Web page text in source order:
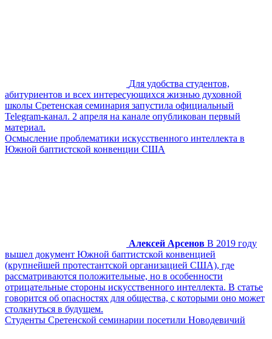
Для удобства студентов,
абитуриентов и всех интересующихся жизнью духовной
школы Сретенская семинария запустила официальный
Telegram-канал. 2 апреля на канале опубликован первый
материал.
Осмысление проблематики искусственного интеллекта в
Южной баптистской конвенции США
Алексей Арсенов В 2019 году
вышел документ Южной баптистской конвенцией
(крупнейшей протестантской организацией США), где
рассматриваются положительные, но в особенности
отрицательные стороны искусственного интеллекта. В статье
говорится об опасностях для общества, с которыми оно может
столкнуться в будущем.
Студенты Сретенской семинарии посетили Новодевичий